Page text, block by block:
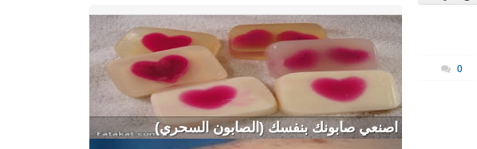
0
اصنعي صابونك بنفسك (الصابون السحري)